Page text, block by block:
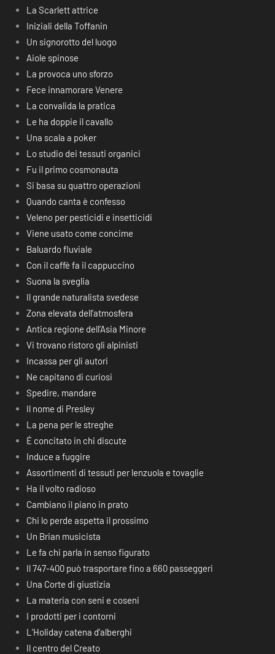
La Scarlett attrice
Iniziali della Toffanin
Un signorotto del luogo
Aiole spinose
La provoca uno sforzo
Fece innamorare Venere
La convalida la pratica
Le ha doppie il cavallo
Una scala a poker
Lo studio dei tessuti organici
Fu il primo cosmonauta
Si basa su quattro operazioni
Quando canta è confesso
Veleno per pesticidi e insetticidi
Viene usato come concime
Baluardo fluviale
Con il caffè fa il cappuccino
Suona la sveglia
Il grande naturalista svedese
Zona elevata dell’atmosfera
Antica regione dell’Asia Minore
Vi trovano ristoro gli alpinisti
Incassa per gli autori
Ne capitano di curiosi
Spedire, mandare
Il nome di Presley
La pena per le streghe
É concitato in chi discute
Induce a fuggire
Assortimenti di tessuti per lenzuola e tovaglie
Ha il volto radioso
Cambiano il piano in prato
Chi lo perde aspetta il prossimo
Un Brian musicista
Le fa chi parla in senso figurato
Il 747-400 può trasportare fino a 660 passeggeri
Una Corte di giustizia
La materia con seni e coseni
I prodotti per i contorni
L’Holiday catena d’alberghi
Il centro del Creato